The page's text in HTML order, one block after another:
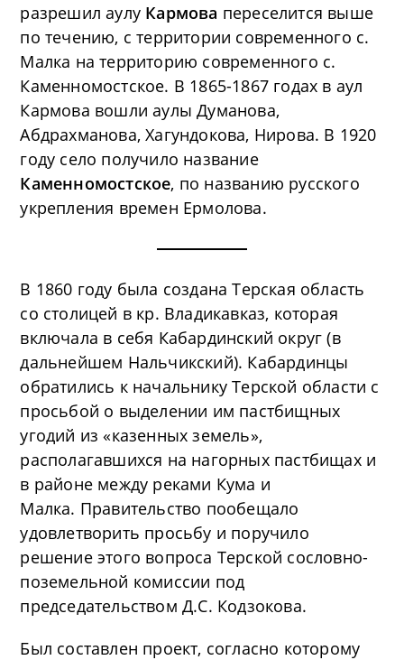
разрешил аулу Кармова переселится выше
по течению, с территории современного с.
Малка на территорию современного с.
Каменномостское. В 1865-1867 годах в аул
Кармова вошли аулы Думанова,
Абдрахманова, Хагундокова, Нирова. В 1920
году село получило название
Каменномостское, по названию русского
укрепления времен Ермолова.
В 1860 году была создана Терская область
со столицей в кр. Владикавказ, которая
включала в себя Кабардинский округ (в
дальнейшем Нальчикский). Кабардинцы
обратились к начальнику Терской области с
просьбой о выделении им пастбищных
угодий из «казенных земель»,
располагавшихся на нагорных пастбищах и
в районе между реками Кума и
Малка. Правительство пообещало
удовлетворить просьбу и поручило
решение этого вопроса Терской сословно-
поземельной комиссии под
председательством Д.С. Кодзокова.
Был составлен проект, согласно которому